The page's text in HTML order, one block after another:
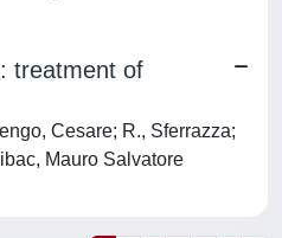
treatment of
Cesare; R., Sferrazza;
Mauro Salvatore